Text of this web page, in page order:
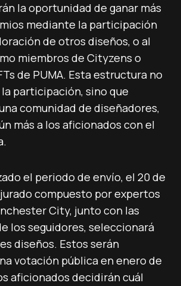
la oportunidad de ganar más
mediante la participación
de otros diseños, o al
miembros de Cityzens o
de PUMA. Esta estructura no
participación, sino que
comunidad de diseñadores,
más a los aficionados con el
el periodo de envío, el 20 de
compuesto por expertos
City, junto con las
los seguidores, seleccionará
diseños. Estos serán
votación pública en enero de
aficionados decidirán cuál